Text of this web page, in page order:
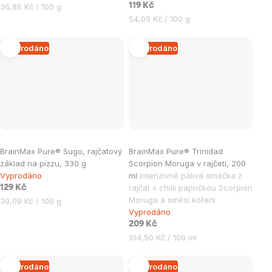
Měrná
36,86 Kč / 100 g 119 Kč
Měrná
54,09 Kč / 100 g
Vyprodáno
BrainMax Pure® Sugo, rajčatový
základ na pizzu, 330 g
Vyprodáno
129 Kč
Měrná
39,09 Kč / 100 g
Vyprodáno
BrainMax Pure® Trinidad
Scorpion Moruga v rajčeti, 200
ml Intenzivně pálivá omáčka z
rajčat s chilli papričkou Scorpion
Moruga a směsí koření
Vyprodáno
209 Kč
Měrná
104,50 Kč / 100 ml
Vyprodáno Vyprodáno